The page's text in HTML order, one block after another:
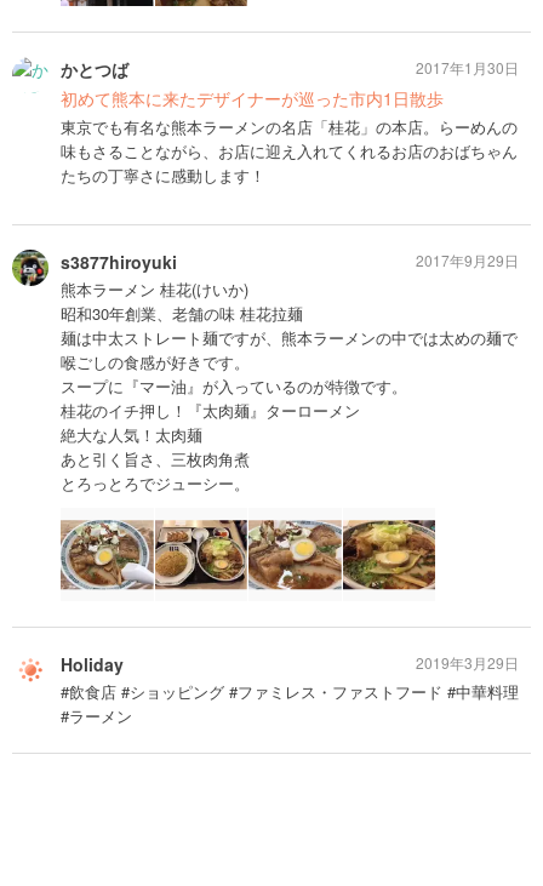
かとつば
初めて熊本に来たデザイナーが巡った市内1日散歩
東京でも有名な熊本ラーメンの名店「桂花」の本店。らーめんの
味もさることながら、お店に迎え入れてくれるお店のおばちゃん
たちの丁寧さに感動します！
2017年1月30日
s3877hiroyuki
熊本ラーメン 桂花(けいか)
昭和30年創業、老舗の味 桂花拉麺
麺は中太ストレート麺ですが、熊本ラーメンの中では太めの麺で
喉ごしの食感が好きです。
スープに『マー油』が入っているのが特徴です。
桂花のイチ押し！『太肉麺』ターローメン
絶大な人気！太肉麺
あと引く旨さ、三枚肉角煮
とろっとろでジューシー。
2017年9月29日
Holiday
#飲食店 #ショッピング #ファミレス・ファストフード #中華料理
#ラーメン
2019年3月29日